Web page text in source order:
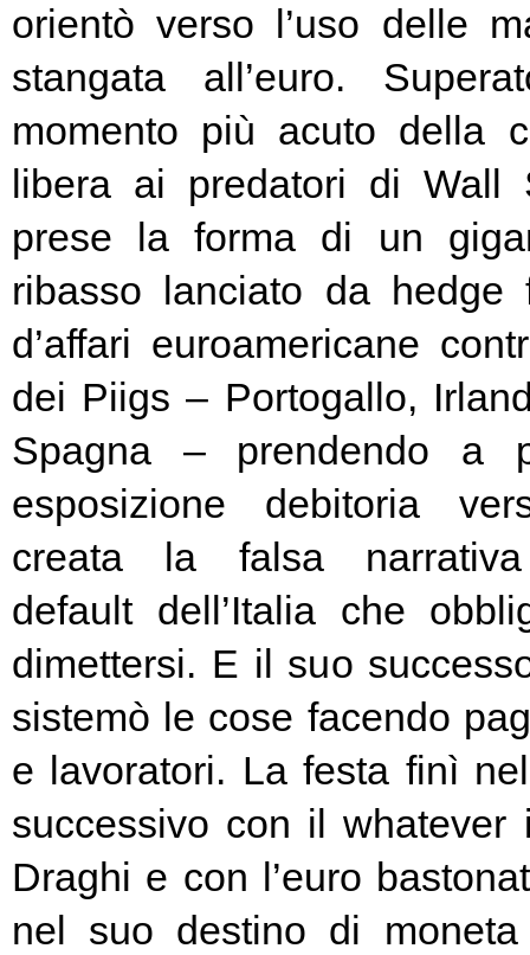
orientò verso l’uso delle
stangata all’euro.
momento più acuto della
libera ai predatori di Wall
prese la forma di un
ribasso lanciato da hedge
d’affari euroamericane
dei Piigs – Portogallo,
Spagna – prendendo a
esposizione debitoria
creata la falsa narrativa
default dell’Italia che
dimettersi. E il suo
sistemò le cose facendo
e lavoratori. La festa finì
successivo con il whatever
Draghi e con l’euro
nel suo destino di